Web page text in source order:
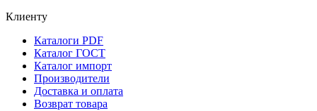
Клиенту
Каталоги PDF
Каталог ГОСТ
Каталог импорт
Производители
Доставка и оплата
Возврат товара